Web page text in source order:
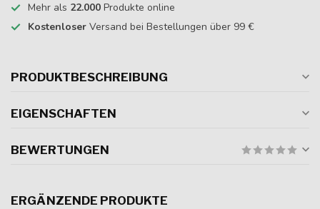
Mehr als 22.000 Produkte online
Kostenloser Versand bei Bestellungen über 99 €
PRODUKTBESCHREIBUNG
EIGENSCHAFTEN
BEWERTUNGEN
ERGÄNZENDE PRODUKTE